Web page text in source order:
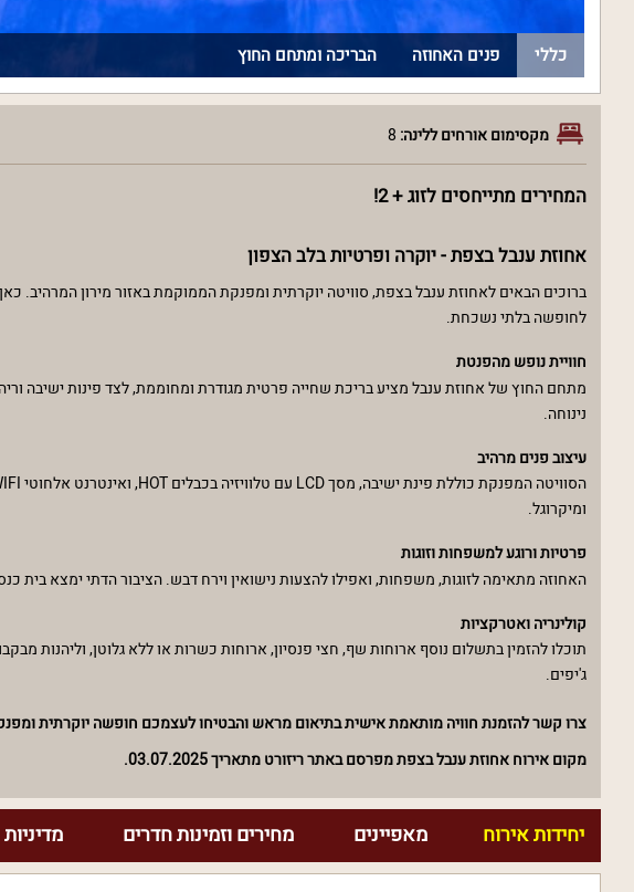
כללי פנים האחוזה הבריכה ומתחם החוץ
מקסימום אורחים ללינה: 8
המחירים מתייחסים לזוג + 2!
אחוזת ענבל בצפת - יוקרה ופרטיות בלב הצפון
ברוכים הבאים לאחוזת ענבל בצפת, סוויטה יוקרתית ומפנקת הממוקמת באזור מירון המרהיב.
לחופשה בלתי נשכחת.
חוויית נופש מהפנטת
מתחם החוץ של אחוזת ענבל מציע בריכת שחייה פרטית מגודרת ומחוממת, לצד פינות ישיבה
נינוחה.
עיצוב פנים מרהיב
ומיקרוגל.
פרטיות ורוגע למשפחות וזוגות
האחוזה מתאימה לזוגות, משפחות, ואפילו להצעות נישואין וירח דבש. הציבור הדתי ימצא בית
קולינריה ואטרקציות
תוכלו להזמין בתשלום נוסף ארוחות שף, חצי פנסיון, ארוחות כשרות או ללא גלוטן, וליהנות
ג'יפים.
צרו קשר להזמנת חוויה מותאמת אישית בתיאום מראש והבטיחו לעצמכם חופשה יוקרתית
מקום אירוח אחוזת ענבל בצפת מפרסם באתר ריזורט מתאריך 03.07.2025.
יחידות אירוח מאפיינים מחירים וזמינות חדרים מדיניות